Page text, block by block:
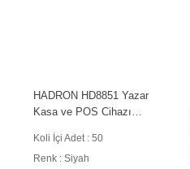
HADRON HD8851 Yazar
Kasa ve POS Cihazı
5.5x2.5 mm Siyah
Koli İçi Adet : 50
Renk : Siyah